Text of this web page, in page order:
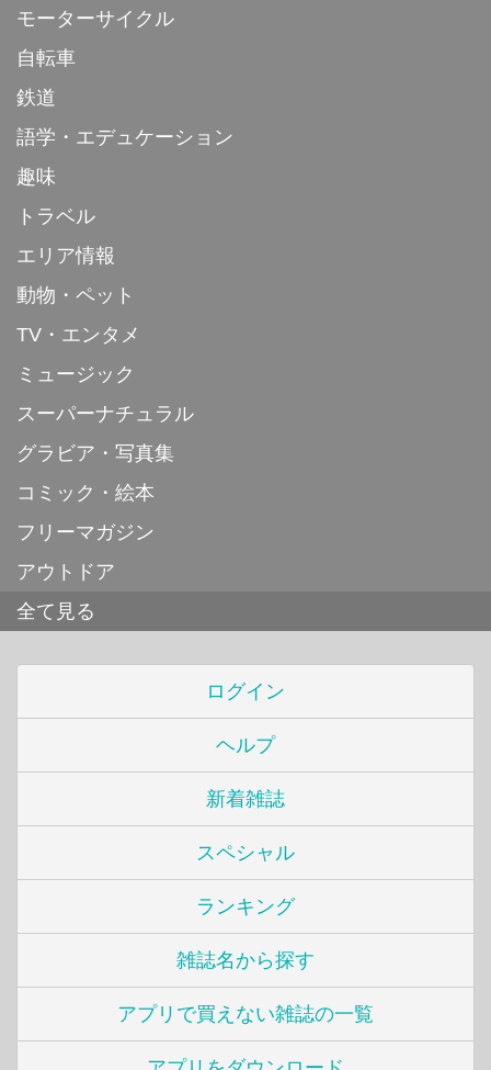
モーターサイクル
自転車
鉄道
語学・エデュケーション
趣味
トラベル
エリア情報
動物・ペット
TV・エンタメ
ミュージック
スーパーナチュラル
グラビア・写真集
コミック・絵本
フリーマガジン
アウトドア
全て見る
ログイン
ヘルプ
新着雑誌
スペシャル
ランキング
雑誌名から探す
アプリで買えない雑誌の一覧